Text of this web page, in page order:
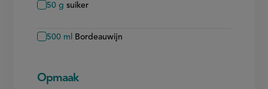
50 g suiker
500 ml Bordeauwijn
Opmaak